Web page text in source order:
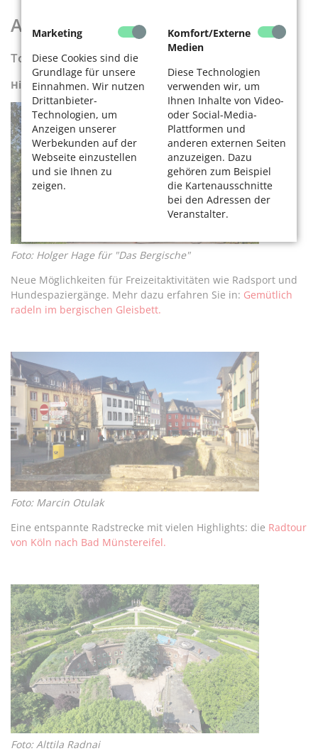
Marketing
Diese Cookies sind die
Grundlage für unsere
Einnahmen. Wir nutzen
Drittanbieter-
Technologien, um
Anzeigen unserer
Werbekunden auf der
Webseite einzustellen
und sie Ihnen zu
zeigen.
Komfort/Externe
Medien
Diese Technologien
verwenden wir, um
Ihnen Inhalte von Video-
oder Social-Media-
Plattformen und
anderen externen Seiten
anzuzeigen. Dazu
gehören zum Beispiel
die Kartenausschnitte
bei den Adressen der
Veranstalter.
Ausflüge mit dem Rad
Tourentipps
Hier finden Sie Ausflüge und Touren mit dem Fahrrad.
Foto: Holger Hage für "Das Bergische"
Neue Möglichkeiten für Freizeitaktivitäten wie Radsport und
Hundespaziergänge. Mehr dazu erfahren Sie in: Gemütlich
radeln im bergischen Gleisbett.
Foto: Marcin Otulak
Eine entspannte Radstrecke mit vielen Highlights: die Radtour
von Köln nach Bad Münstereifel.
Foto: Alttila Radnai